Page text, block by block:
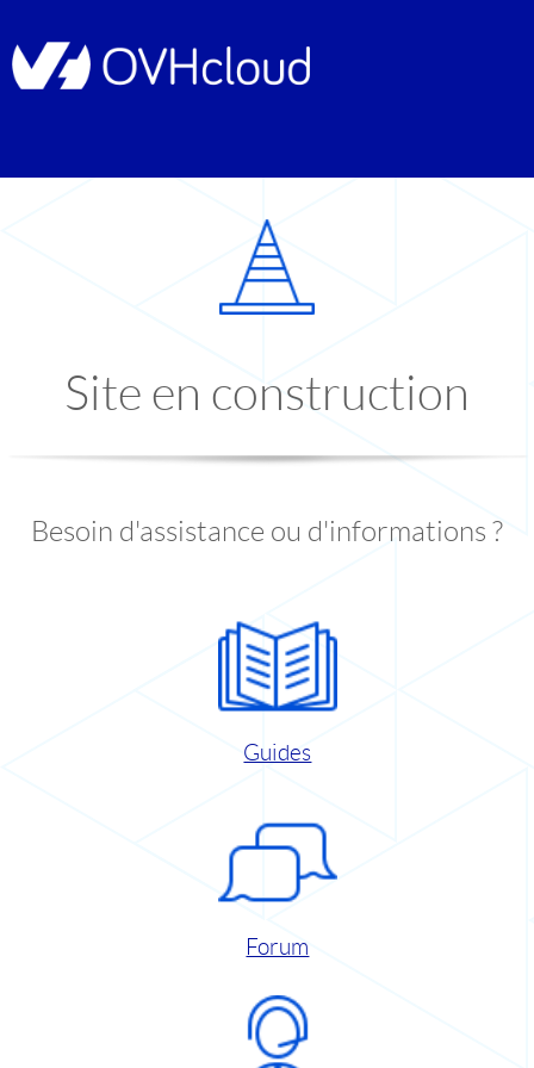
Site en construction
Besoin d'assistance ou d'informations ?
Guides
Forum